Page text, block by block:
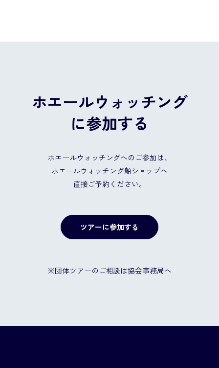
ホエールウォッチング
に参加する
ホエールウォッチングへのご参加は、
ホエールウォッチング船ショップへ
直接ご予約ください。
ツアーに参加する
※団体ツアーのご相談は協会事務局へ